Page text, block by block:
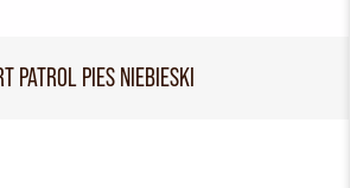
PATROL PIES NIEBIESKI